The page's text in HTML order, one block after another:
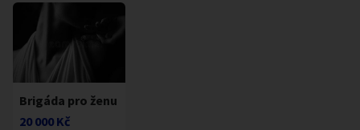
Brigáda pro ženu
20 000 Kč